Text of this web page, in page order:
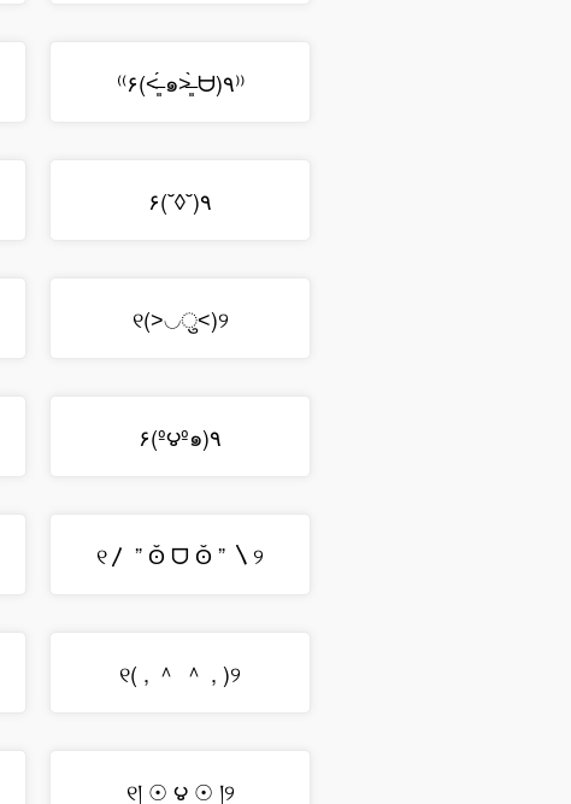
⁽⁽٩(๑˃̶͈̀ ᗨ ˂̶͈́)۶⁾⁾
٩(˘◊˘)۶
୧(˃◡ु˂)୨
٩(º౪º๑)۶
୧〳 ” ʘ̆ ᗜ ʘ̆ ” 〵୨
୧( , ＾ ＾ , )୨
୧། ☉ ౪ ☉ །୨